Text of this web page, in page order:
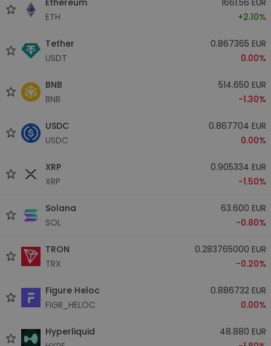
ETH
+2.10%
Tether
USDT
0.867365 EUR
0.00%
BNB
BNB
514.650 EUR
-1.30%
USDC
USDC
0.867704 EUR
0.00%
XRP
XRP
0.905334 EUR
-1.50%
Solana
SOL
63.600 EUR
-0.80%
TRON
TRX
0.283765000 EUR
-0.20%
Figure Heloc
FIGR_HELOC
0.886732 EUR
0.00%
Hyperliquid
48.880 EUR